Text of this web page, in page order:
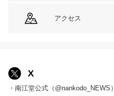
アクセス
X
・南江堂公式（@nankodo_NEWS）